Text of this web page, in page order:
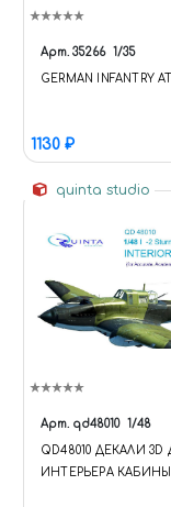
Арт. 35266 1/35
GERMAN INFANTRY
1130 ₽
quinta studio
Арт. qd48010 1/48
QD48010 ДЕКАЛИ 3D
ИНТЕРЬЕРА КАБИНЫ